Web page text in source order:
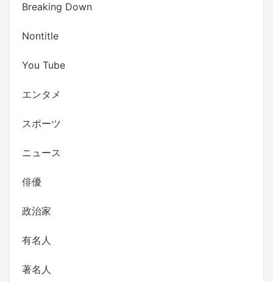
Breaking Down
Nontitle
You Tube
エンタメ
スポーツ
ニュース
俳優
政治家
有名人
著名人